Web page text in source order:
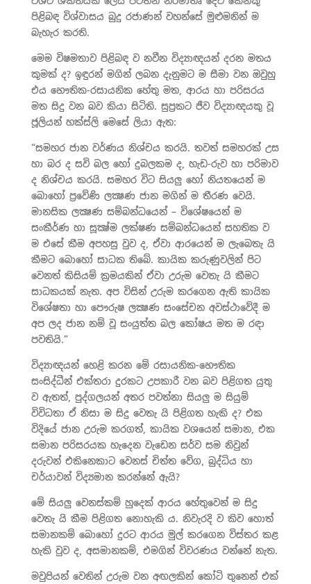
පිළිබඳ විශ්වාසය බුදු රජාණන් වහන්සේ මුළුමනින් ම
බැහැර කරති.
මෙම විෂමතාව පිළිබඳ ව නවීන විද්‍යාඥයන් දරන මතය
කුමක් ද? ඉඳුරන් මගින් ලබන දැනුමට ම සීමා වන ඔවුහු
එය භෞතික-රසායනික හේතු මත, ආරය හා පරිසරය
මත සිදු වන බව කියා සිටිති. සුප්‍රකට ජීව විද්‍යාඥයකු වූ
ජූලියන් හක්ස්ලි මෙසේ ලියා ඇත:
“සමහර ජාන වර්ණය නිශ්චය කරයි. තවත් සමහරක් උස
හා බර ද සවි බල හෝ දුබලකම ද, හැඩ-රුව හා පරිමාව
ද නිශ්චය කරයි. සමහර විට සියලු හෝ නියතයෙන් ම
බොහෝ ප්‍රවේණි ලක්‍ෂණ ජාන මගින් ම තීරණ වෙයි.
මානසික ලක්‍ෂණ සම්බන්ධයෙන් – විශේෂයෙන් ම
සංකීර්ණ හා සූක්‍ෂ්ම ලක්ෂණ සම්බන්ධයෙන් සහතික ව
ම එසේ කීම අපහසු වුව ද, ඒවා ආරයෙන් ම ලැබෙතැ යි
කීමට බොහෝ සාධක තිබේ. කායික කරුණුවලින් පිට
වෙනත් කිසියම් ක්‍රමයකින් ඒවා උරුම වෙතැ යි කීමට
සාධකයක් නැත. අප විසින් උරුම කරගෙන ඇති කායික
විශේෂතා හා පෞරුෂ ලක්‍ෂණ සංසේචන අවස්ථාවේදී ම
අප ලද ජාන නම් වූ සංයුත්ත බල කෝෂය මත ම රඳා
පවතියි.”
විද්‍යාඥයන් හෙළි කරන මේ රසායනික-භෞතික
සංසිද්ධීන් එක්තරා දුරකට උපකාරී වන බව පිළිගත යුතු
ව ඇතත්, පුද්ගලයන් අතර පවත්නා සියලු ම සියුම්
විවිධතා ඒ නිසා ම සිදු වෙතැ යි පිළිගත හැකි ද? එක
විදියේ ජාන උරුම කරගත්, කායික වශයෙන් සමාන, එක
සමාන පරිසරයක හැදෙන වැඩෙන සර්ව සම නිවුන්
දරුවන් එකිනෙකාට වෙනස් චිත්ත වේග, බුද්ධිය හා
චර්යාවන් විද්‍යමාන කරන්නේ ඇයි?
මේ සියලු වෙනස්කම් හුදෙක් ආරය හේතුවෙන් ම සිදු
වෙතැ යි කීම පිළිගත නොහැකි ය. නිවැරදි ව කිව හොත්
සමානකම් බොහෝ දුරට ආරය මුල් කරගෙන විස්තර කළ
හැකි වුව ද, අසමානකම්, එමගින් විවරණය වන්නේ නැත.
මවුපියන් වෙතින් උරුම වන අඟලකින් කෝටි තුනෙන් එක්